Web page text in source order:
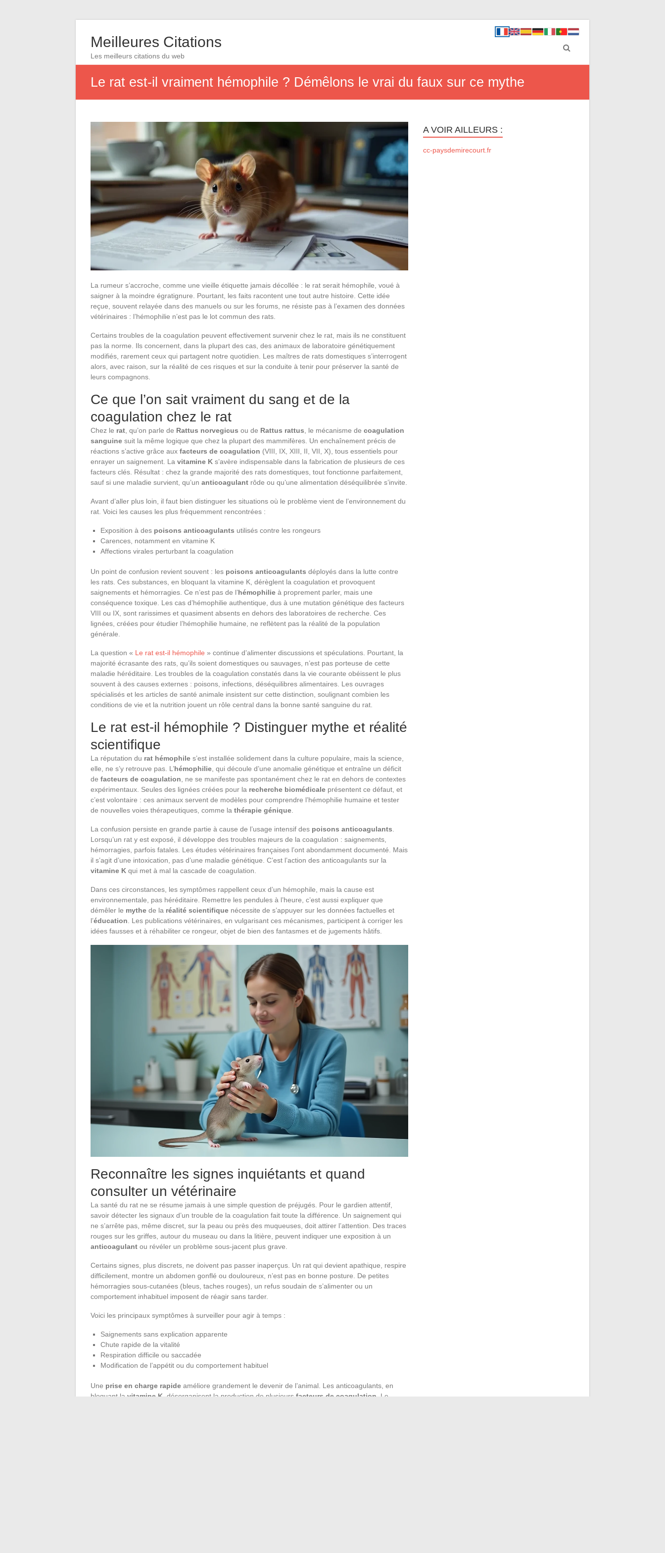
Meilleures Citations
Les meilleurs citations du web
Le rat est-il vraiment hémophile ? Démêlons le vrai du faux sur ce mythe
La rumeur s’accroche, comme une vieille étiquette jamais décollée : le rat serait hémophile, voué à
saigner à la moindre égratignure. Pourtant, les faits racontent une tout autre histoire. Cette idée
reçue, souvent relayée dans des manuels ou sur les forums, ne résiste pas à l’examen des données
vétérinaires : l’hémophilie n’est pas le lot commun des rats.
Certains troubles de la coagulation peuvent effectivement survenir chez le rat, mais ils ne constituent
pas la norme. Ils concernent, dans la plupart des cas, des animaux de laboratoire génétiquement
modifiés, rarement ceux qui partagent notre quotidien. Les maîtres de rats domestiques s’interrogent
alors, avec raison, sur la réalité de ces risques et sur la conduite à tenir pour préserver la santé de
leurs compagnons.
Ce que l’on sait vraiment du sang et de la
coagulation chez le rat
Chez le rat , qu’on parle de Rattus norvegicus ou de Rattus rattus , le mécanisme de coagulation
sanguine suit la même logique que chez la plupart des mammifères. Un enchaînement précis de
réactions s’active grâce aux facteurs de coagulation (VIII, IX, XIII, II, VII, X), tous essentiels pour
enrayer un saignement. La vitamine K s’avère indispensable dans la fabrication de plusieurs de ces
facteurs clés. Résultat : chez la grande majorité des rats domestiques, tout fonctionne parfaitement,
sauf si une maladie survient, qu’un anticoagulant rôde ou qu’une alimentation déséquilibrée s’invite.
Avant d’aller plus loin, il faut bien distinguer les situations où le problème vient de l’environnement du
rat. Voici les causes les plus fréquemment rencontrées :
Exposition à des poisons anticoagulants utilisés contre les rongeurs
Carences, notamment en vitamine K
Affections virales perturbant la coagulation
Un point de confusion revient souvent : les poisons anticoagulants déployés dans la lutte contre
les rats. Ces substances, en bloquant la vitamine K, dérèglent la coagulation et provoquent
saignements et hémorragies. Ce n’est pas de l’hémophilie à proprement parler, mais une
conséquence toxique. Les cas d’hémophilie authentique, dus à une mutation génétique des facteurs
VIII ou IX, sont rarissimes et quasiment absents en dehors des laboratoires de recherche. Ces
lignées, créées pour étudier l’hémophilie humaine, ne reflètent pas la réalité de la population
générale.
La question « Le rat est-il hémophile » continue d’alimenter discussions et spéculations. Pourtant, la
majorité écrasante des rats, qu’ils soient domestiques ou sauvages, n’est pas porteuse de cette
maladie héréditaire. Les troubles de la coagulation constatés dans la vie courante obéissent le plus
souvent à des causes externes : poisons, infections, déséquilibres alimentaires. Les ouvrages
spécialisés et les articles de santé animale insistent sur cette distinction, soulignant combien les
conditions de vie et la nutrition jouent un rôle central dans la bonne santé sanguine du rat.
Le rat est-il hémophile ? Distinguer mythe et réalité
scientifique
La réputation du rat hémophile s’est installée solidement dans la culture populaire, mais la science,
elle, ne s’y retrouve pas. L’hémophilie , qui découle d’une anomalie génétique et entraîne un déficit
de facteurs de coagulation , ne se manifeste pas spontanément chez le rat en dehors de contextes
expérimentaux. Seules des lignées créées pour la recherche biomédicale présentent ce défaut, et
c’est volontaire : ces animaux servent de modèles pour comprendre l’hémophilie humaine et tester
de nouvelles voies thérapeutiques, comme la thérapie génique
La confusion persiste en grande partie à cause de l’usage intensif des poisons anticoagulants
Lorsqu’un rat y est exposé, il développe des troubles majeurs de la coagulation : saignements,
hémorragies, parfois fatales. Les études vétérinaires françaises l’ont abondamment documenté. Mais
il s’agit d’une intoxication, pas d’une maladie génétique. C’est l’action des anticoagulants sur la
vitamine K qui met à mal la cascade de coagulation.
Dans ces circonstances, les symptômes rappellent ceux d’un hémophile, mais la cause est
environnementale, pas héréditaire. Remettre les pendules à l’heure, c’est aussi expliquer que
démêler le mythe de la réalité scientifique nécessite de s’appuyer sur les données factuelles et
l’éducation . Les publications vétérinaires, en vulgarisant ces mécanismes, participent à corriger les
idées fausses et à réhabiliter ce rongeur, objet de bien des fantasmes et de jugements hâtifs.
Reconnaître les signes inquiétants et quand
consulter un vétérinaire
La santé du rat ne se résume jamais à une simple question de préjugés. Pour le gardien attentif,
savoir détecter les signaux d’un trouble de la coagulation fait toute la différence. Un saignement qui
ne s’arrête pas, même discret, sur la peau ou près des muqueuses, doit attirer l’attention. Des traces
rouges sur les griffes, autour du museau ou dans la litière, peuvent indiquer une exposition à un
anticoagulant ou révéler un problème sous-jacent plus grave.
Certains signes, plus discrets, ne doivent pas passer inaperçus. Un rat qui devient apathique, respire
difficilement, montre un abdomen gonflé ou douloureux, n’est pas en bonne posture. De petites
hémorragies sous-cutanées (bleus, taches rouges), un refus soudain de s’alimenter ou un
comportement inhabituel imposent de réagir sans tarder.
Voici les principaux symptômes à surveiller pour agir à temps :
Saignements sans explication apparente
Chute rapide de la vitalité
Respiration difficile ou saccadée
Modification de l’appétit ou du comportement habituel
Une prise en charge rapide améliore grandement le devenir de l’animal. Les anticoagulants, en
bloquant la vitamine K , désorganisent la production de plusieurs facteurs de coagulation . Le
A VOIR AILLEURS :
cc-paysdemirecourt.fr